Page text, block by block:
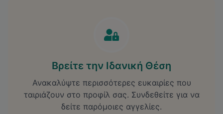
Βρείτε την Ιδανική Θέση
Ανακαλύψτε περισσότερες ευκαιρίες που
ταιριάζουν στο προφίλ σας. Συνδεθείτε για να
δείτε παρόμοιες αγγελίες.